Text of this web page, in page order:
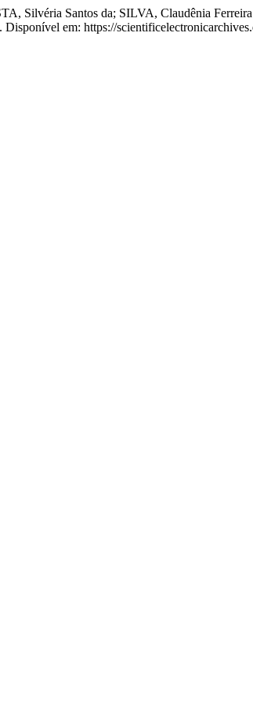
Silvéria Santos da; SILVA, Claudênia
em: https://